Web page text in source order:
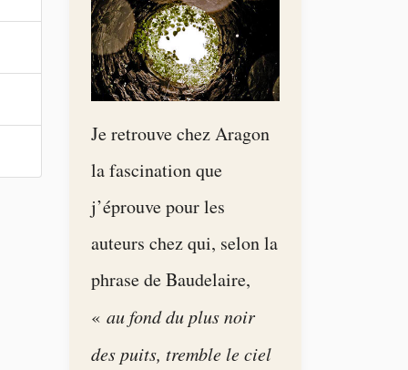
Je retrouve chez Aragon
la fascination que
j’éprouve pour les
auteurs chez qui, selon la
phrase de Baudelaire,
« au fond du plus noir
des puits, tremble le ciel